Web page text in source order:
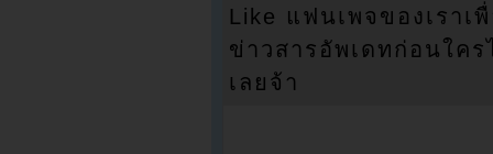
Like แฟนเพจของเราเ
ข่าวสารอัพเดทก่อนใคร
เลยจ้า